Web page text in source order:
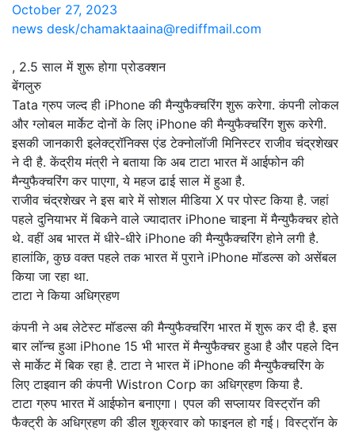
October 27, 2023
news desk/chamaktaaina@rediffmail.com
, 2.5 साल में शुरू होगा प्रोडक्शन
बेंगलुरु
Tata ग्रुप जल्द ही iPhone की मैन्युफैक्चरिंग शुरू करेगा. कंपनी लोकल
और ग्लोबल मार्केट दोनों के लिए iPhone की मैन्युफैक्चरिंग शुरू करेगी.
इसकी जानकारी इलेक्ट्रॉनिक्स एंड टेक्नोलॉजी मिनिस्टर राजीव चंद्रशेखर
ने दी है. केंद्रीय मंत्री ने बताया कि अब टाटा भारत में आईफोन की
मैन्युफैक्चरिंग कर पाएगा, ये महज ढाई साल में हुआ है.
राजीव चंद्रशेखर ने इस बारे में सोशल मीडिया X पर पोस्ट किया है. जहां
पहले दुनियाभर में बिकने वाले ज्यादातर iPhone चाइना में मैन्युफैक्चर होते
थे. वहीं अब भारत में धीरे-धीरे iPhone की मैन्युफैक्चरिंग होने लगी है.
हालांकि, कुछ वक्त पहले तक भारत में पुराने iPhone मॉडल्स को असेंबल
किया जा रहा था.
टाटा ने किया अधिग्रहण
कंपनी ने अब लेटेस्ट मॉडल्स की मैन्युफैक्चरिंग भारत में शुरू कर दी है. इस
बार लॉन्च हुआ iPhone 15 भी भारत में मैन्युफैक्चर हुआ है और पहले दिन
से मार्केट में बिक रहा है. टाटा ने भारत में iPhone की मैन्युफैक्चरिंग के
लिए टाइवान की कंपनी Wistron Corp का अधिग्रहण किया है.
टाटा ग्रुप भारत में आईफोन बनाएगा। एपल की सप्लायर विस्ट्रॉन की
फैक्ट्री के अधिग्रहण की डील शुक्रवार को फाइनल हो गई। विस्ट्रॉन के